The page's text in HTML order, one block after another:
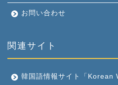
お問い合わせ
関連サイト
韓国語情報サイト「Korean